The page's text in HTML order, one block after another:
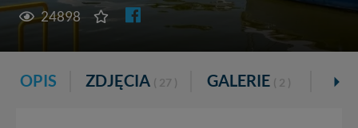
24898
OPIS ZDJĘCIA ( 27 ) GALERIE ( 2 )